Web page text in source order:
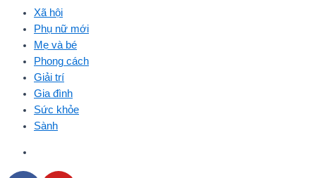
Xã hội
Phụ nữ mới
Mẹ và bé
Phong cách
Giải trí
Gia đình
Sức khỏe
Sành